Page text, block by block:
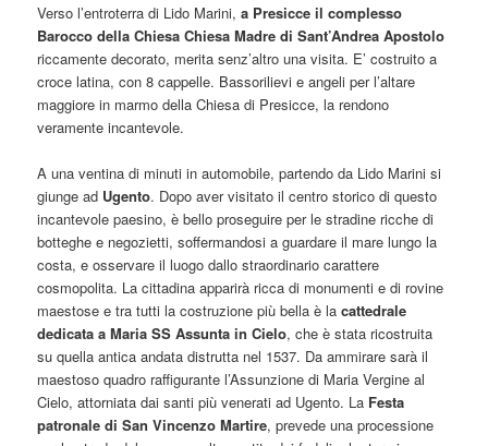
Verso l’entroterra di Lido Marini,a Presicce il complesso
Barocco della Chiesa Chiesa Madre di Sant’Andrea Apostolo
riccamente decorato, merita senz’altro una visita. E’ costruito a
croce latina, con 8 cappelle. Bassorilievi e angeli per l’altare
maggiore in marmo della Chiesa di Presicce, la rendono
veramente incantevole.
A una ventina di minuti in automobile, partendo da Lido Marini si
giunge ad Ugento. Dopo aver visitato il centro storico di questo
incantevole paesino, è bello proseguire per le stradine ricche di
botteghe e negozietti, soffermandosi a guardare il mare lungo la
costa, e osservare il luogo dallo straordinario carattere
cosmopolita. La cittadina apparirà ricca di monumenti e di rovine
maestose e tra tutti la costruzione più bella è lacattedrale
dedicata a Maria SS Assunta in Cielo, che è stata ricostruita
su quella antica andata distrutta nel 1537. Da ammirare sarà il
maestoso quadro raffigurante l’Assunzione di Maria Vergine al
Cielo, attorniata dai santi più venerati ad Ugento. La Festa
patronale di San Vincenzo Martire, prevede una processione